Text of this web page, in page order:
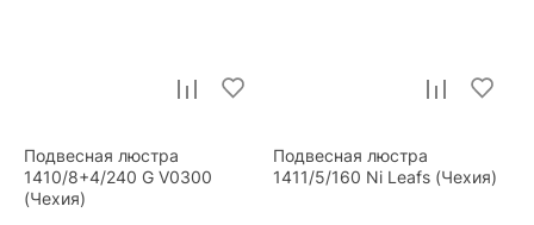
Подвесная люстра
1410/8+4/240 G V0300
(Чехия)
Подвесная люстра
1411/5/160 Ni Leafs (Чехия)